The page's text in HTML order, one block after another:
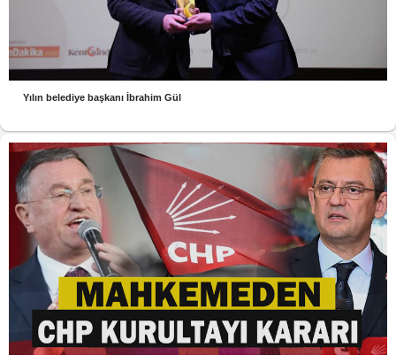
Yılın belediye başkanı İbrahim Gül